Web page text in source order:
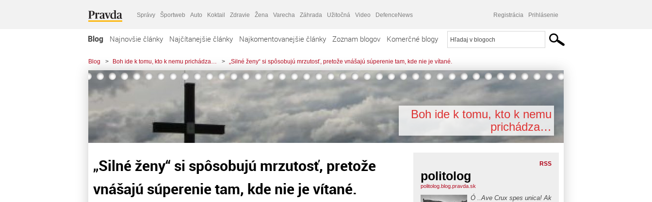
Správy Športweb Auto Koktail Zdravie Žena Varecha Záhrada Užitočná Video DefenceNews Registrácia Prihlásenie
Blog Najnovšie články Najčítanejšie články Najkomentovanejšie články Zoznam blogov Komerčné blogy
Blog > Boh ide k tomu, kto k nemu prichádza… > „Silné ženy“ si spôsobujú mrzutosť, pretože vnášajú súperenie tam, kde nie je vítané.
Boh ide k tomu, kto k nemu
prichádza…
„Silné ženy“ si spôsobujú mrzutosť, pretože
vnášajú súperenie tam, kde nie je vítané.
RSS
politolog
politolog.blog.pravda.sk
Ó ..Ave Crux spes unica! Ak